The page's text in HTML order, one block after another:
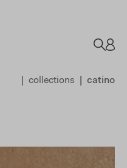
collections catino